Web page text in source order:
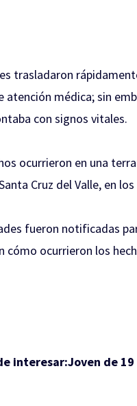
trasladaron
atención médica; sin
con signos vitales.
ocurrieron en una
Cruz del Valle, en
fueron notificadas
cómo ocurrieron los
interesar:Joven de